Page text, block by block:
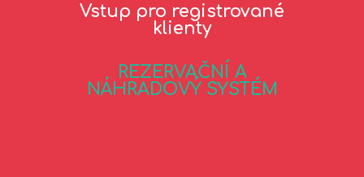
Vstup pro registrované
klienty
REZERVAČNÍ A
NÁHRADOVÝ SYSTÉM